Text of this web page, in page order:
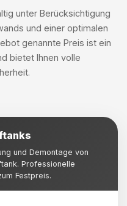
unter Berücksichtigung
und einer optimalen
genannte Preis ist ein
bietet Ihnen volle
und Demontage von
Professionelle
Festpreis.